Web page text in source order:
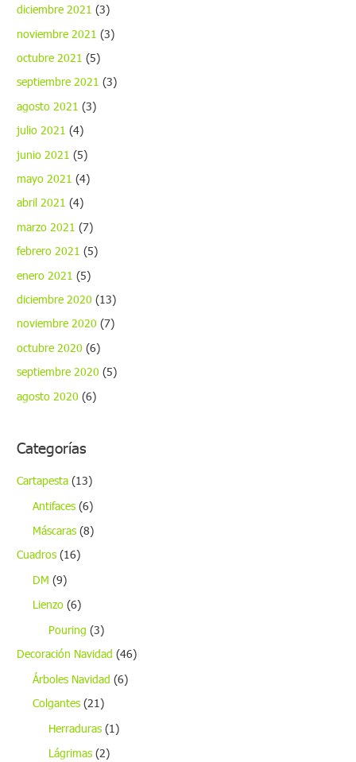
diciembre 2021 (3)
noviembre 2021 (3)
octubre 2021 (5)
septiembre 2021 (3)
agosto 2021 (3)
julio 2021 (4)
junio 2021 (5)
mayo 2021 (4)
abril 2021 (4)
marzo 2021 (7)
febrero 2021 (5)
enero 2021 (5)
diciembre 2020 (13)
noviembre 2020 (7)
octubre 2020 (6)
septiembre 2020 (5)
agosto 2020 (6)
Categorías
Cartapesta (13)
Antifaces (6)
Máscaras (8)
Cuadros (16)
DM (9)
Lienzo (6)
Pouring (3)
Decoración Navidad (46)
Árboles Navidad (6)
Colgantes (21)
Herraduras (1)
Lágrimas (2)